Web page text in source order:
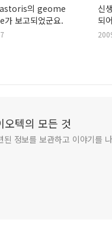
의 geome
보고되었군요.
신
되
텍의 모든 것
정보를 보관하고 이야기를